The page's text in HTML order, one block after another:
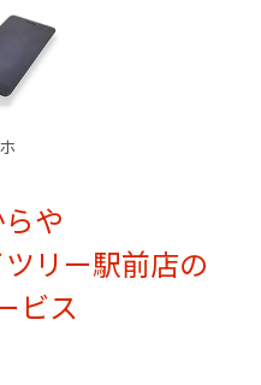
や
リー駅前店の
ビス